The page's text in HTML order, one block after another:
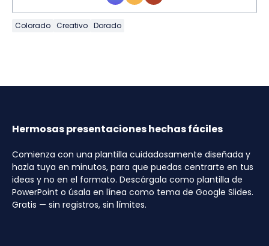
Colorado Creativo Dorado
Hermosas presentaciones hechas fáciles
Comienza con una plantilla cuidadosamente diseñada y
hazla tuya en minutos, para que puedas centrarte en tus
ideas y no en el formato. Descárgala como plantilla de
PowerPoint o úsala en línea como tema de Google Slides.
Gratis — sin registros, sin límites.